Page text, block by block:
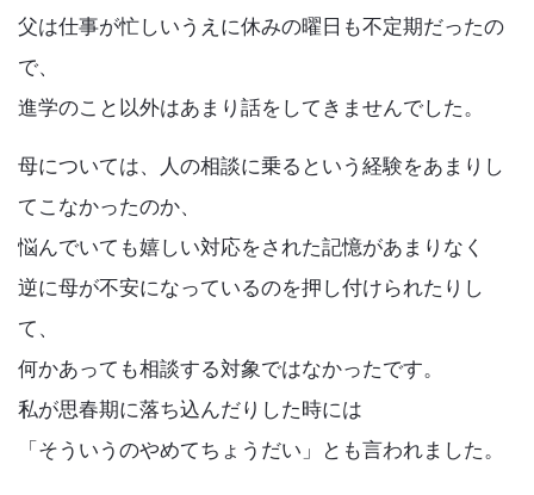
父は仕事が忙しいうえに休みの曜日も不定期だったの
で、
進学のこと以外はあまり話をしてきませんでした。
母については、人の相談に乗るという経験をあまりし
てこなかったのか、
悩んでいても嬉しい対応をされた記憶があまりなく
逆に母が不安になっているのを押し付けられたりし
て、
何かあっても相談する対象ではなかったです。
私が思春期に落ち込んだりした時には
「そういうのやめてちょうだい」とも言われました。